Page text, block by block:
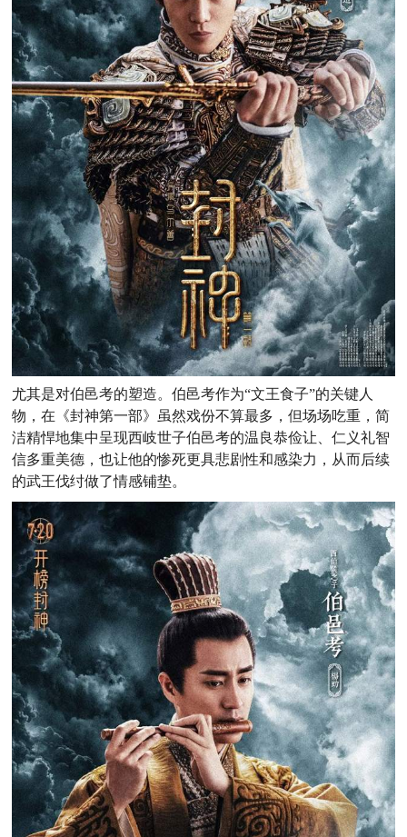
尤其是对伯邑考的塑造。伯邑考作为“文王食子”的关键人
物，在《封神第一部》虽然戏份不算最多，但场场吃重，简
洁精悍地集中呈现西岐世子伯邑考的温良恭俭让、仁义礼智
信多重美德，也让他的惨死更具悲剧性和感染力，从而后续
的武王伐纣做了情感铺垫。